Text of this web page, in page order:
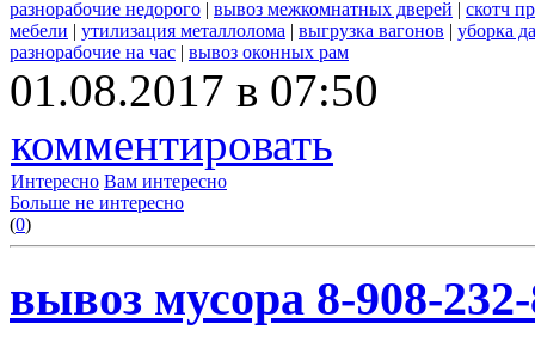
разнорабочие недорого | вывоз межкомнатных дверей | скотч
мебели | утилизация металлолома | выгрузка вагонов | уборка
разнорабочие на час | вывоз оконных рам
01.08.2017 в 07:50
комментировать
Интересно Вам интересно
Больше не интересно
(0)
вывоз мусора 8-908-